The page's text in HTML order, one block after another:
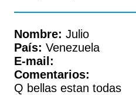
Nombre: Julio
País: Venezuela
E-mail:
Comentarios:
Q bellas estan todas